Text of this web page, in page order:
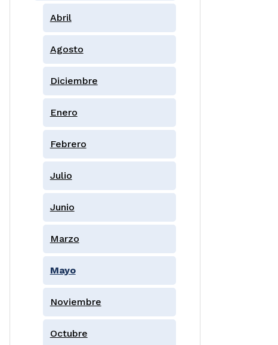
Abril
Agosto
Diciembre
Enero
Febrero
Julio
Junio
Marzo
Mayo
Noviembre
Octubre